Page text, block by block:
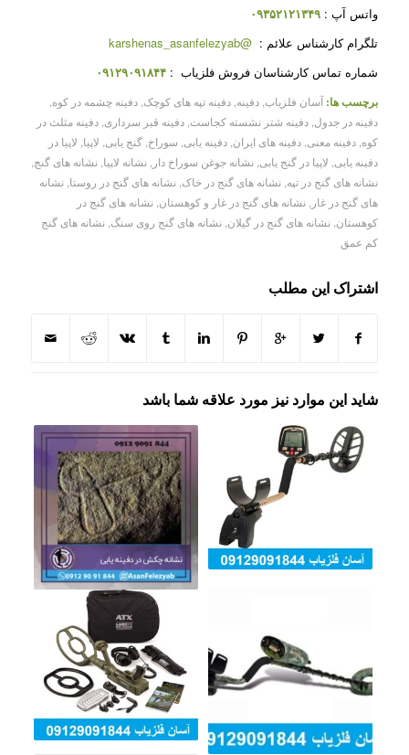
واتس آپ : ۰۹۳۵۲۱۲۱۳۴۹
تلگرام کارشناس علائم : @karshenas_asanfelezyab
شماره تماس کارشناسان فروش فلزیاب : ۰۹۱۲۹۰۹۱۸۴۴
برچسب ها: آسان فلزیاب, دفینه, دفینه تپه های کوچک, دفینه چشمه در کوه,
دفینه در جدول, دفینه شتر نشسته کجاست, دفینه قبر سرداری, دفینه مثلث در
کوه, دفینه معنی, دفینه های ایران, دفینه یابی, سوراخ, گنج یابی, لاپیا, لاپیا در
دفینه یابی, لاپیا در گنج یابی, نشانه جوغن سوراخ دار , نشانه لاپیا, نشانه های گنج,
نشانه های گنج در تپه, نشانه های گنج در خاک, نشانه های گنج در روستا, نشانه
های گنج در غار , نشانه های گنج در غار و کوهستان, نشانه های گنج در
کوهستان, نشانه های گنج در گیلان, نشانه های گنج روی سنگ, نشانه های گنج
کم عمق
اشتراک این مطلب
شاید این موارد نیز مورد علاقه شما باشد